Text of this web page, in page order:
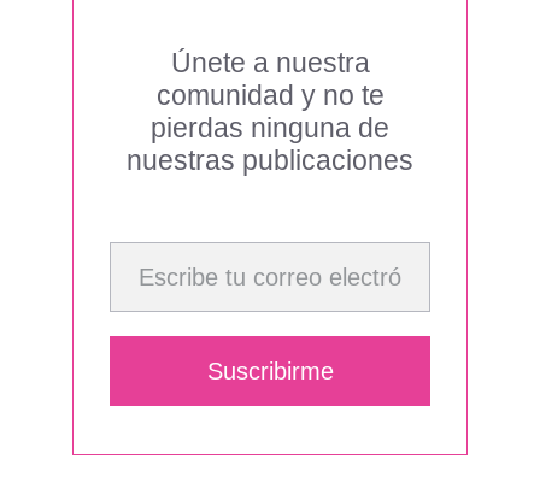
Únete a nuestra
comunidad y no te
pierdas ninguna de
nuestras publicaciones
Escribe tu correo electrónico…
Suscribirme